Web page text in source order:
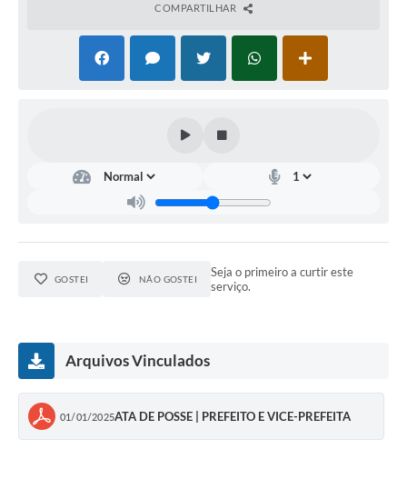
COMPARTILHAR
GOSTEI NÃO GOSTEI
Seja o primeiro a curtir este
serviço.
Arquivos Vinculados
01/01/2025ATA DE POSSE | PREFEITO E VICE-PREFEITA